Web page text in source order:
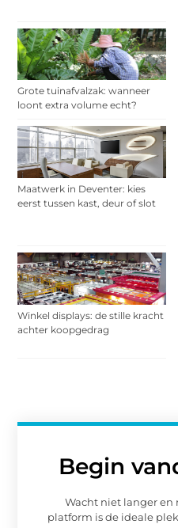
Grote tuinafvalzak: wanneer
loont extra volume echt?
Maatwerk in Deventer: kies
eerst tussen kast, deur of slot
Winkel displays: de stille kracht
achter koopgedrag
Begin
Wacht niet langer en
platform is de ideale